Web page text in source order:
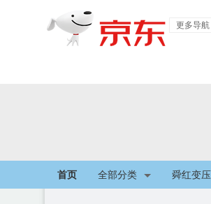
更多导航
首页 全部分类 舜红变